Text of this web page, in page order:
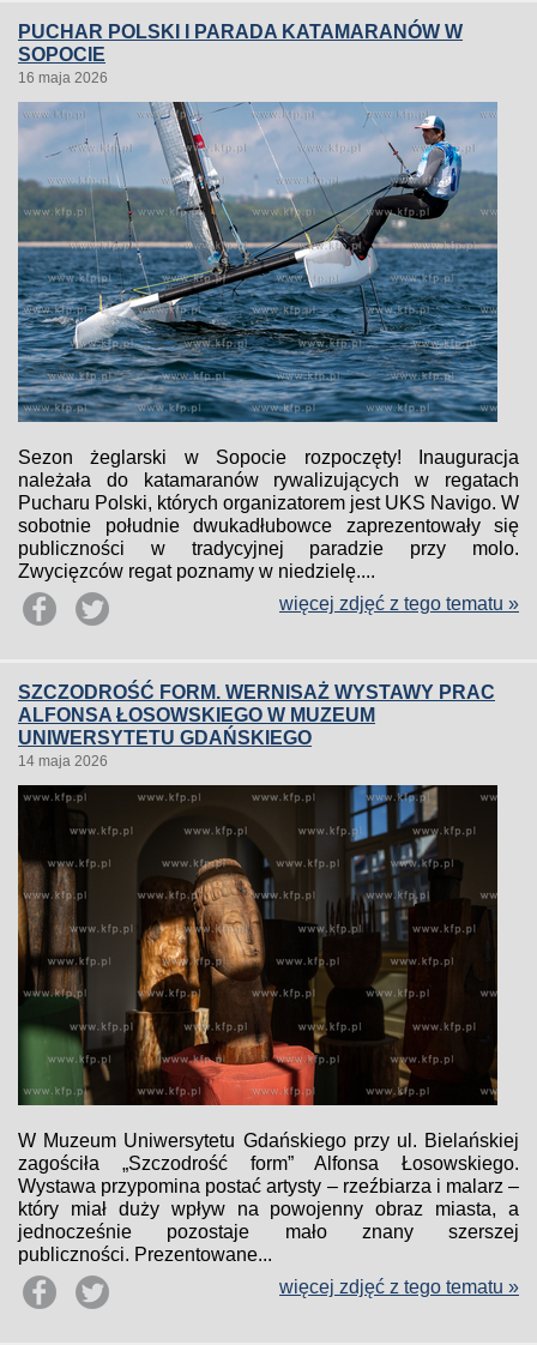
PUCHAR POLSKI I PARADA KATAMARANÓW W
SOPOCIE
16 maja 2026
Sezon żeglarski w Sopocie rozpoczęty! Inauguracja
należała do katamaranów rywalizujących w regatach
Pucharu Polski, których organizatorem jest UKS Navigo. W
sobotnie południe dwukadłubowce zaprezentowały się
publiczności w tradycyjnej paradzie przy molo.
Zwycięzców regat poznamy w niedzielę....
więcej zdjęć z tego tematu »
SZCZODROŚĆ FORM. WERNISAŻ WYSTAWY PRAC
ALFONSA ŁOSOWSKIEGO W MUZEUM
UNIWERSYTETU GDAŃSKIEGO
14 maja 2026
W Muzeum Uniwersytetu Gdańskiego przy ul. Bielańskiej
zagościła „Szczodrość form” Alfonsa Łosowskiego.
Wystawa przypomina postać artysty – rzeźbiarza i malarz –
który miał duży wpływ na powojenny obraz miasta, a
jednocześnie pozostaje mało znany szerszej
publiczności. Prezentowane...
więcej zdjęć z tego tematu »